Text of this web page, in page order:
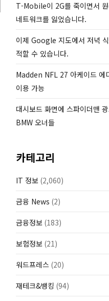
T-Mobile이 2G를 죽이면서
네트워크를 잃었습니다.
이제 Google 지도에서 저녁
적할 수 있습니다.
Madden NFL 27 아케이드 에
이용 가능
대시보드 화면에 스파이더맨
BMW 오너들
카테고리
IT 정보 (2,060)
금융 News (2)
금융정보 (183)
보험정보 (21)
워드프레스 (20)
재테크&뱅킹 (94)